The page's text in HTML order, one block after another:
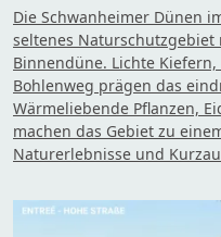
Die Schwanheimer Dünen
seltenes Naturschutzgebiet
Binnendüne. Lichte
Bohlenweg prägen das
Wärmeliebende Pflanzen,
machen das Gebiet zu
Naturerlebnisse und